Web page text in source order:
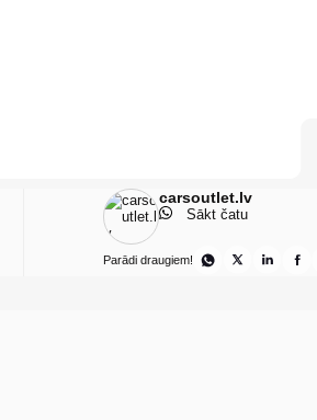
carsoutlet.lv
Sākt čatu
Parādi draugiem!